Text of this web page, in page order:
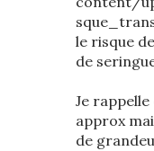
le risque
de
Je
approx
de